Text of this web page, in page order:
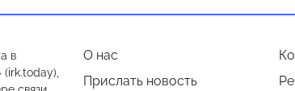
в
О нас
Прислать новость